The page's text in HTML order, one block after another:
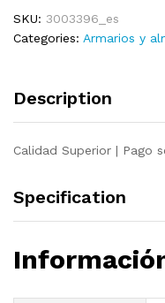
SKU: 3003396_es
Categories: Armarios y
Description
Calidad Superior | Pago
Specification